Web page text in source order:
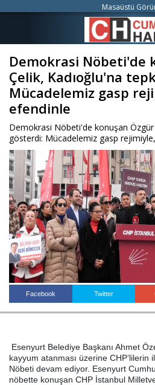
Demokrasi Nöbeti'de
Çelik, Kadıoğlu'na
Mücadelemiz gasp
efendinle
Demokrasi Nöbeti'de konuşan Özgür
gösterdi: Mücadelemiz gasp
Facebook Twitter
Esenyurt Belediye Başkanı Ahmet
kayyum atanması üzerine CHP’lilerin
Nöbeti devam ediyor. Esenyurt
nöbette konuşan CHP İstanbul
Masaüstü